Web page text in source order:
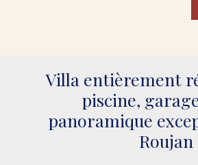
Villa entièrement
piscine,
panoramique
Roujan